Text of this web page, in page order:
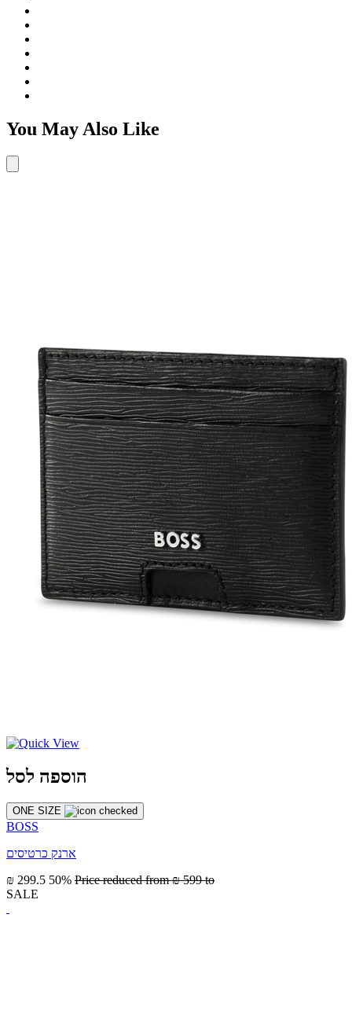
You May Also Like
הוספה לסל
ONE SIZE
BOSS
ארנק כרטיסים
₪ 299.5 50% Price reduced from₪ 599 to
SALE